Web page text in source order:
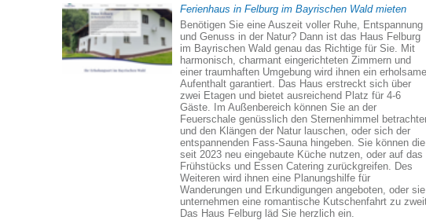
Ferienhaus in Felburg im Bayrischen Wald mieten
Benötigen Sie eine Auszeit voller Ruhe, Entspannung
und Genuss in der Natur? Dann ist das Haus Felburg
im Bayrischen Wald genau das Richtige für Sie. Mit
harmonisch, charmant eingerichteten Zimmern und
einer traumhaften Umgebung wird ihnen ein
Aufenthalt garantiert. Das Haus erstreckt sich über
zwei Etagen und bietet ausreichend Platz für 4-6
Gäste. Im Außenbereich können Sie an der
Feuerschale genüsslich den Sternenhimmel
und den Klängen der Natur lauschen, oder sich der
entspannenden Fass-Sauna hingeben. Sie können die
seit 2023 neu eingebaute Küche nutzen, oder auf das
Frühstücks und Essen Catering zurückgreifen. Des
Weiteren wird ihnen eine Planungshilfe für
Wanderungen und Erkundigungen angeboten, oder sie
unternehmen eine romantische Kutschenfahrt zu
Das Haus Felburg läd Sie herzlich ein.